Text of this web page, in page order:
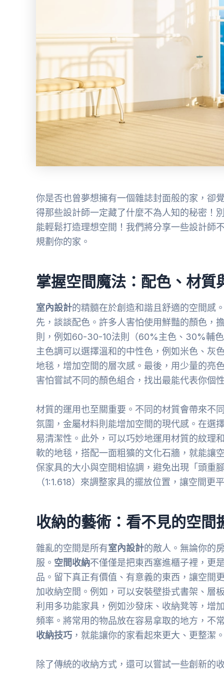
你是否也曾夢想擁有一個雜誌封面般的家，卻
得那些設計師一定藏了什麼不為人知的秘密！
能輕鬆打造理想空間！我們將分享一些設計師
規劃你的家。
掌握空間魔法：配色、材質
室內設計的精髓在於創造和諧且舒適的空間感
先，談談配色。許多人害怕使用鮮豔的顏色，
則，例如60-30-10法則（60%主色、30%輔
主色調可以選擇溫和的中性色，例如米色、灰
地毯，增加空間的層次感。最後，用少量的亮
害怕嘗試不同的顏色組合，找出最能代表你個
材質的運用也至關重要。不同的材質會帶來不
氛圍，金屬材料則能增加空間的現代感。在選
易清潔性。此外，可以巧妙地運用材質的紋理
軟的地毯，搭配一面粗獷的文化石牆，就能讓
保家具的大小與空間相協調，避免出現「頭重
（1:1.618）來調整家具的擺放位置，讓空間更
收納的藝術：看不見的空間
雜亂的空間是所有室內設計的敵人。無論你的
服。 空間收納不僅僅是把東西塞進櫃子裡，更
品。留下真正有價值、有意義的東西，讓空間
加收納空間。例如，可以安裝壁掛式書架、層
利用多功能家具，例如沙發床、收納凳等，增
頻率。將常用的物品放在容易拿取的地方，不
收納技巧 ，就能讓你的家看起來更大、更整潔
除了傳統的收納方式，還可以嘗試一些創新的